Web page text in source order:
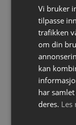
Fleksibel –
Kan kappes
Kan brukes
Rask og
Type Y
Materiale:
Vi bruker
tilpasse
trafikken
om din
kan
har
deres. Les